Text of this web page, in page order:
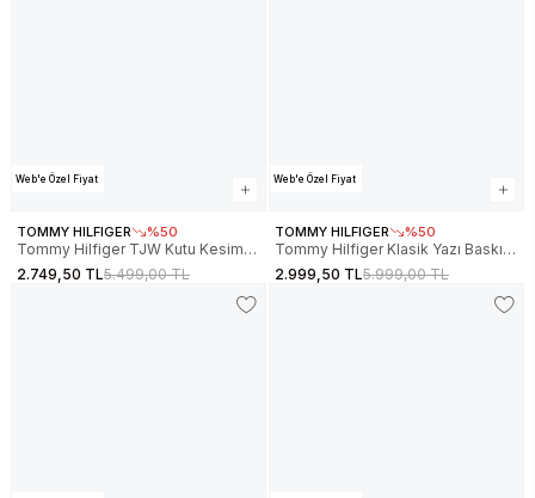
Web'e Özel Fiyat
TOMMY HILFIGER %50
Tommy Hilfiger TJW Kutu Kesim
Kısa Kolej Stili Kadın Sweatshirt
DW0DW21598YBH
2.749,50 TL5.499,00 TL
Web'e Özel Fiyat
TOMMY HILFIGER %50
Tommy Hilfiger Klasik Yazı Baskılı
Penye Kapüşonlu Kadın Sweatshirt
WW0WW48270C1G
2.999,50 TL5.999,00 TL